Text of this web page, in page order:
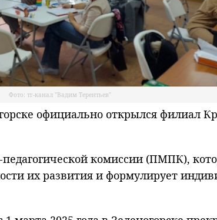
Фото: тг-канал "Вадим Терентьев"
официально открылся филиал
комиссии (ПМПК),
их развития и формулирует